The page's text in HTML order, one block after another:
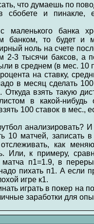
что думаешь по
сбобете и пинакле,
маленького банка
банком, то будет и
ноль на счете
2-3 тысячи баксов, а
в среднем (в мес. 10
на ставку,
в месяц сделать
взять такую
в какой-
100 ставок в мес.,
анализировать? И
10 матчей, записать
как
Или, к примеру,
п1=1.9, в
пихать п1. А если
игре к1.
играть в покер на
заработки для